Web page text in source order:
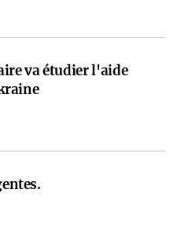
va étudier l'aide